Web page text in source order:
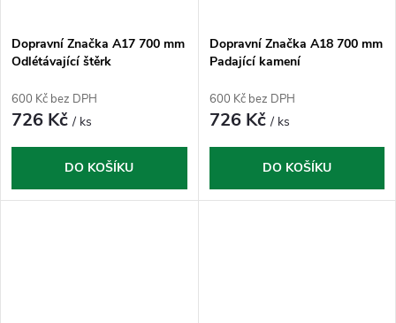
Dopravní Značka A17 700 mm
Odlétávající štěrk
600 Kč bez DPH
726 Kč/ ks
DO KOŠÍKU
Dopravní Značka A18 700 mm
Padající kamení
600 Kč bez DPH
726 Kč/ ks
DO KOŠÍKU